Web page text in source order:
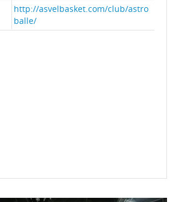
http://asvelbasket.com/club/astro
balle/